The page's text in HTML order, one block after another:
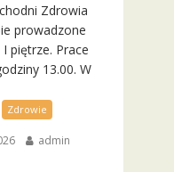
Zdrowia
prowadzone
piętrze. Prace
13.00. W
Zdrowie
admin